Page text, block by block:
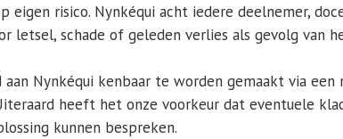
eigen risico. Nynkéqui acht iedere deelnemer,
letsel, schade of geleden verlies als gevolg
Nynkéqui kenbaar te worden gemaakt via een
heeft het onze voorkeur dat eventuele
kunnen bespreken.